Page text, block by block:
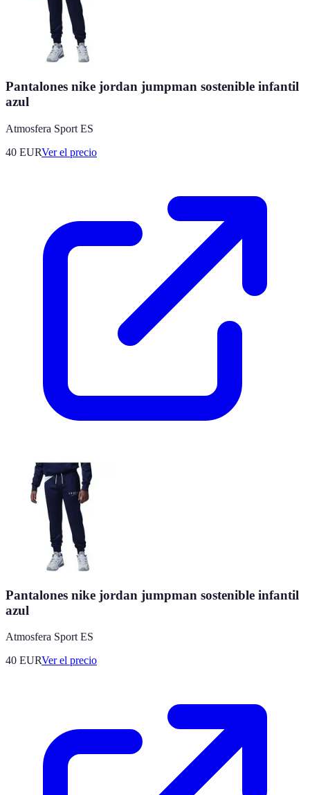
Pantalones nike jordan jumpman sostenible infantil
azul
Atmosfera Sport ES
40 EURVer el precio
Pantalones nike jordan jumpman sostenible infantil
azul
Atmosfera Sport ES
40 EURVer el precio